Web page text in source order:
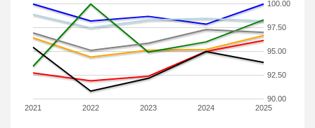
2021 2022 2023 2024 2025
90.00
92.50
95.00
97.50
100.00